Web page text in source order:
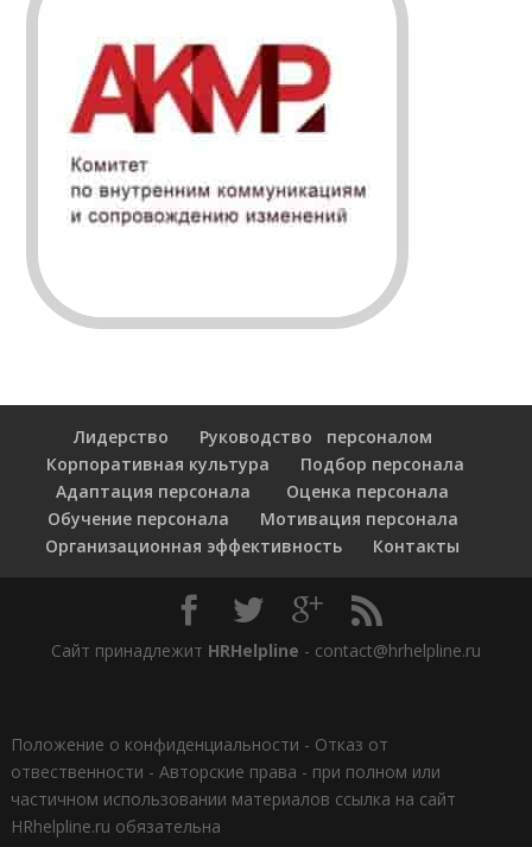
Лидерство
Руководство персоналом
Корпоративная культура
Подбор персонала
Адаптация персонала
Оценка персонала
Обучение персонала
Мотивация персонала
Организационная эффективность
Контакты
Сайт принадлежит HRHelpline - contact@hrhelpline.ru
Положение о конфиденциальности - Отказ от
отвественности - Авторские права - при полном или
частичном использовании материалов ссылка на сайт
HRhelpline.ru обязательна